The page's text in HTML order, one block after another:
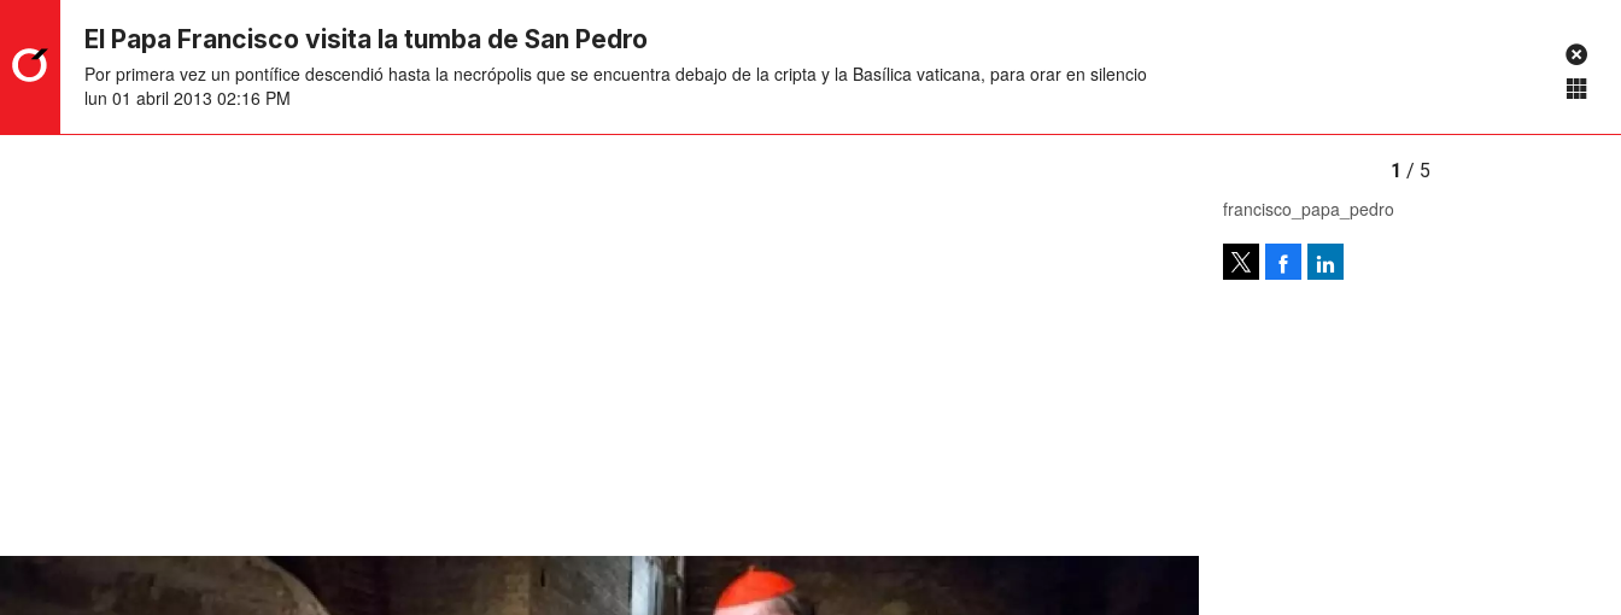
El Papa Francisco visita la tumba de San Pedro
Por primera vez un pontífice descendió hasta la necrópolis que se encuentra debajo de la cripta y la Basílica vaticana, para orar en silencio
lun 01 abril 2013 02:16 PM
1 / 5
francisco_papa_pedro
Facebook